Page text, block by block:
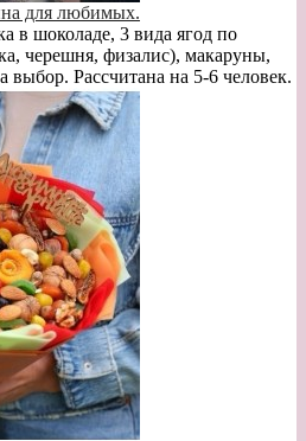
для любимых.
в шоколаде, 3 вида ягод по
черешня, физалис), макаруны,
выбор. Рассчитана на 5-6 человек.